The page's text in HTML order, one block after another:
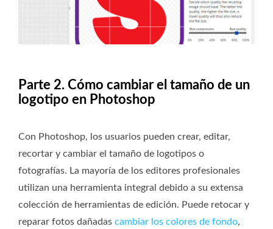
Parte 2. Cómo cambiar el tamaño de un
logotipo en Photoshop
Con Photoshop, los usuarios pueden crear, editar,
recortar y cambiar el tamaño de logotipos o
fotografías. La mayoría de los editores profesionales
utilizan una herramienta integral debido a su extensa
colección de herramientas de edición. Puede retocar y
reparar fotos dañadas cambiar los colores de fondo,